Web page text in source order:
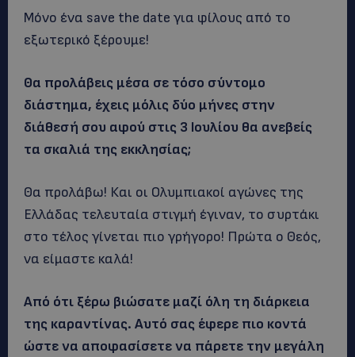
Μόνο ένα save the date για φίλους από το
εξωτερικό ξέρουμε!
Θα προλάβεις μέσα σε τόσο σύντομο
διάστημα, έχεις μόλις δύο μήνες στην
διάθεσή σου αφού στις 3 Ιουλίου θα ανεβείς
τα σκαλιά της εκκλησίας;
Θα προλάβω! Και οι Ολυμπιακοί αγώνες της
Ελλάδας τελευταία στιγμή έγιναν, το συρτάκι
στο τέλος γίνεται πιο γρήγορο! Πρώτα ο Θεός,
να είμαστε καλά!
Από ότι ξέρω βιώσατε μαζί όλη τη διάρκεια
της καραντίνας. Αυτό σας έφερε πιο κοντά
ώστε να αποφασίσετε να πάρετε την μεγάλη